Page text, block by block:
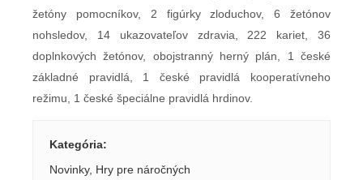
žetóny pomocníkov, 2 figúrky zloduchov, 6 žetónov
nohsledov, 14 ukazovateľov zdravia, 222 kariet, 36
doplnkových žetónov, obojstranný herný plán, 1 české
základné pravidlá, 1 české pravidlá kooperatívneho
režimu, 1 české špeciálne pravidlá hrdinov.
Kategória:
Novinky, Hry pre náročných